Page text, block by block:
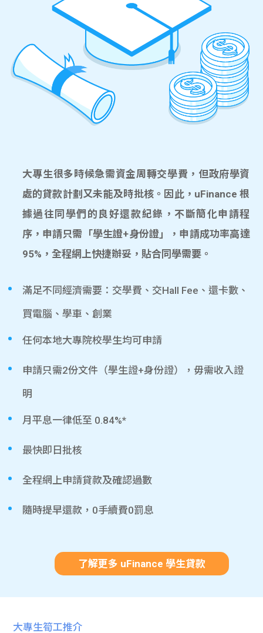
大專生很多時候急需資金周轉交學費，但政府學資
處的貸款計劃又未能及時批核。因此，uFinance 根
據過往同學們的良好還款紀錄，不斷簡化申請程
序，申請只需「學生證+身份證」，申請成功率高達
95%，全程網上快捷辦妥，貼合同學需要。
滿足不同經濟需要：交學費、交Hall Fee、還卡數、
買電腦、學車、創業
任何本地大專院校學生均可申請
申請只需2份文件（學生證+身份證），毋需收入證
明
月平息一律低至 0.84%*
最快即日批核
全程網上申請貸款及確認過數
隨時提早還款，0手續費0罰息
了解更多 uFinance 學生貸款
大專生筍工推介